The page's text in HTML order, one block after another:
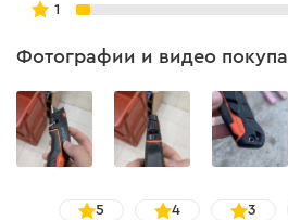
Модуль для резки
1
Фотографии и видео
5 4 3